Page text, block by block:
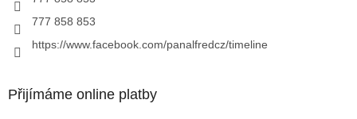
777 858 853
https://www.facebook.com/panalfredcz/timeline
Přijímáme online platby